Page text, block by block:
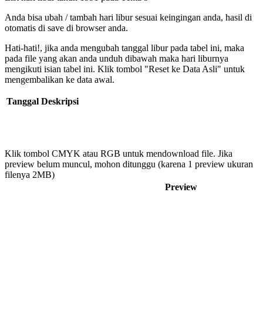
Anda bisa ubah / tambah hari libur sesuai keingingan anda, hasil di
otomatis di save di browser anda.
Hati-hati!, jika anda mengubah tanggal libur pada tabel ini, maka
pada file yang akan anda unduh dibawah maka hari liburnya
mengikuti isian tabel ini. Klik tombol "Reset ke Data Asli" untuk
mengembalikan ke data awal.
Tanggal Deskripsi
Klik tombol CMYK atau RGB untuk mendownload file. Jika
preview belum muncul, mohon ditunggu (karena 1 preview ukuran
filenya 2MB)
Preview